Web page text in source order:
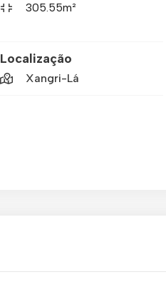
305.55m²
Localização
Xangri-Lá